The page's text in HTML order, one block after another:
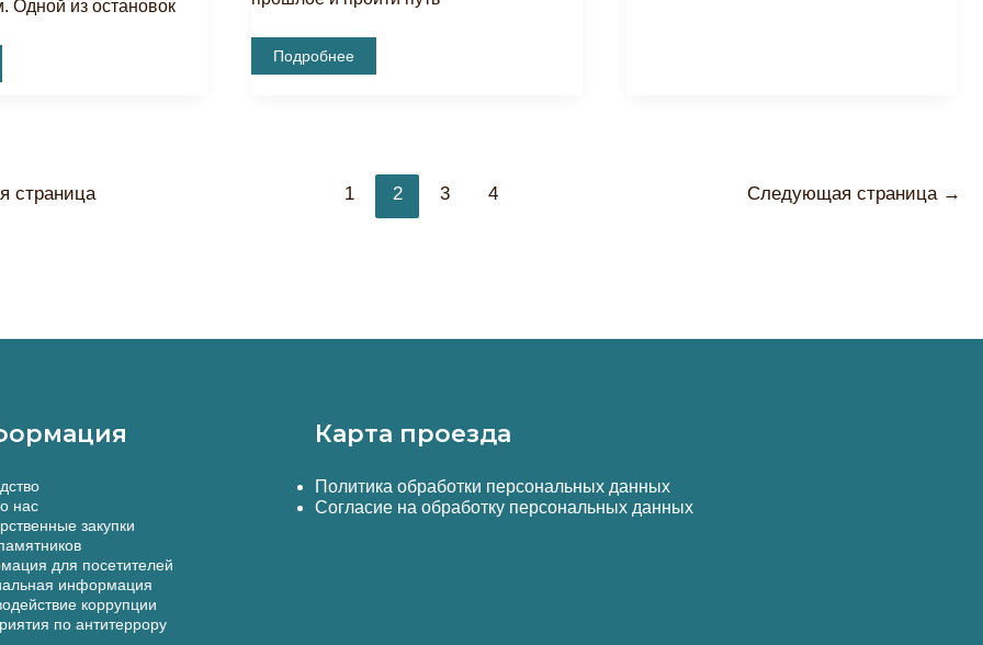
Одной из остановок
Открытие
Пленэра
Подробнее
Постраничная
навигация
страница 1 2 3 4 Следующая страница →
нас
закупки
для посетителей
информация
коррупции
по антитеррору
Карта проезда
Политика обработки персональных данных
Согласие на обработку персональных данных